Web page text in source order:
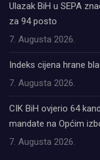
Ulazak BiH u SEPA
za 94 posto
7. Augusta 2026.
Indeks cijena hrane
7. Augusta 2026.
CIK BiH ovjerio 64
mandate na Općim
7. Augusta 2026.